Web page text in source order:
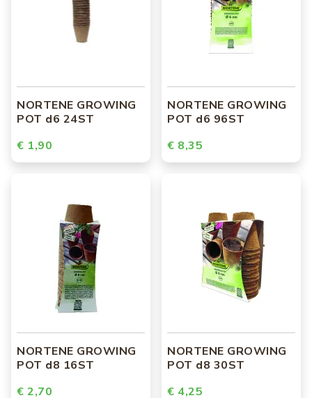
NORTENE GROWING
POT d6 24ST
€ 1,90
NORTENE GROWING
POT d6 96ST
€ 8,35
NORTENE GROWING
POT d8 16ST
€ 2,70
NORTENE GROWING
POT d8 30ST
€ 4,25